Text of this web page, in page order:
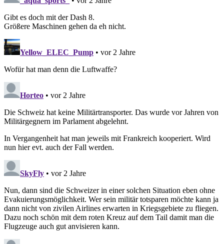
Gibt es doch mit der Dash 8.
Größere Maschinen gehen da eh nicht.
Yellow_ELEC_Pump • vor 2 Jahre
Wofür hat man denn die Luftwaffe?
Horteo • vor 2 Jahre
Die Schweiz hat keine Militärtransporter. Das wurde vor Jahren von
Militärgegnern im Parlament abgelehnt.
In Vergangenheit hat man jeweils mit Frankreich kooperiert. Wird
nun hier evt. auch der Fall werden.
SkyFly • vor 2 Jahre
Nun, dann sind die Schweizer in einer solchen Situation eben ohne
Evakuierungsmöglichkeit. Wer sein militär totsparen möchte kann ja
dann nicht von zivilen Airlines erwarten in Kriegsgebiete zu fliegen.
Dazu noch schön mit dem roten Kreuz auf dem Tail damit man die
Flugzeuge auch gut anvisieren kann.